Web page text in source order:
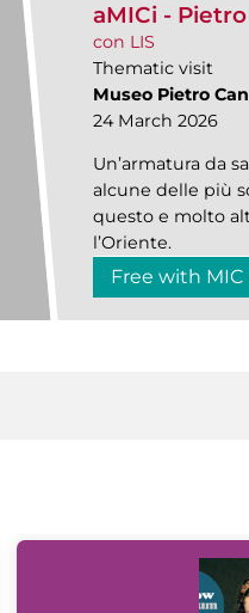
aMICi -
con LIS
Thematic visit
Museo Pietro
24 March 2026
Un’armatura da
alcune delle più
questo e molto
l’Oriente.
Free with MIC